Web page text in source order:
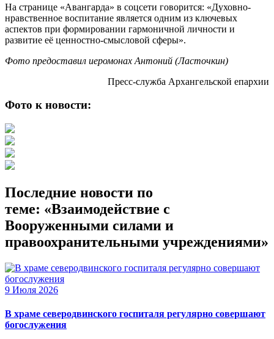
На странице «Авангарда» в соцсети говорится: «Духовно-
нравственное воспитание является одним из ключевых
аспектов при формировании гармоничной личности и
развитие её ценностно-смысловой сферы».
Фото предоставил иеромонах Антоний (Ласточкин)
Пресс-служба Архангельской епархии
Фото к новости:
Последние новости по
теме: «Взаимодействие с
Вооруженными силами и
правоохранительными учреждениями»
9 Июля 2026
В храме северодвинского госпиталя регулярно совершают
богослужения